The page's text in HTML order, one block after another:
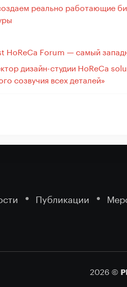
реально работающие
HoReCa Forum — самый
дизайн-студии HoReCa
созвучия всех деталей»
Публикации
2026 ©